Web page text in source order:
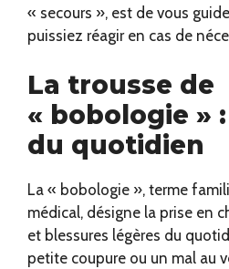
« secours », est de vous
puissiez réagir en cas de
La trousse de
« bobologie »
du quotidien
La « bobologie », terme
médical, désigne la prise en
et blessures légères du
petite coupure ou un mal au